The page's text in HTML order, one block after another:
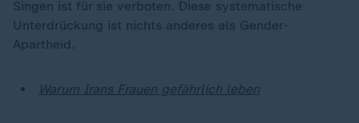
Singen ist für sie verboten. Diese systematische
Unterdrückung ist nichts anderes als Gender-
Apartheid.
Warum Irans Frauen gefährlich leben